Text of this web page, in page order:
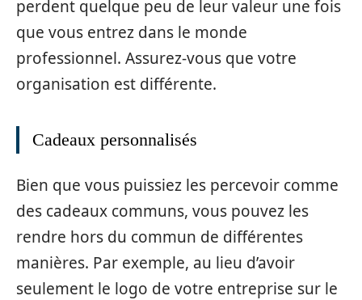
perdent quelque peu de leur valeur une fois
que vous entrez dans le monde
professionnel. Assurez-vous que votre
organisation est différente.
Cadeaux personnalisés
Bien que vous puissiez les percevoir comme
des cadeaux communs, vous pouvez les
rendre hors du commun de différentes
manières. Par exemple, au lieu d’avoir
seulement le logo de votre entreprise sur le